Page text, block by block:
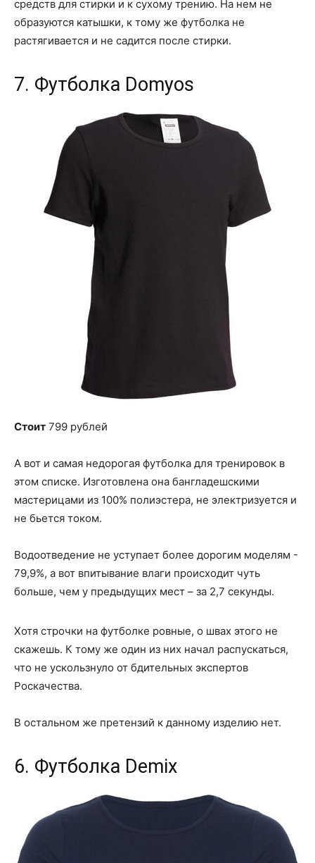
средств для стирки и к сухому трению. На нем не
образуются катышки, к тому же футболка не
растягивается и не садится после стирки.
7. Футболка Domyos
Стоит 799 рублей
А вот и самая недорогая футболка для тренировок в
этом списке. Изготовлена она бангладешскими
мастерицами из 100% полиэстера, не электризуется и
не бьется током.
Водоотведение не уступает более дорогим моделям -
79,9%, а вот впитывание влаги происходит чуть
больше, чем у предыдущих мест – за 2,7 секунды.
Хотя строчки на футболке ровные, о швах этого не
скажешь. К тому же один из них начал распускаться,
что не ускользнуло от бдительных экспертов
Роскачества.
В остальном же претензий к данному изделию нет.
6. Футболка Demix